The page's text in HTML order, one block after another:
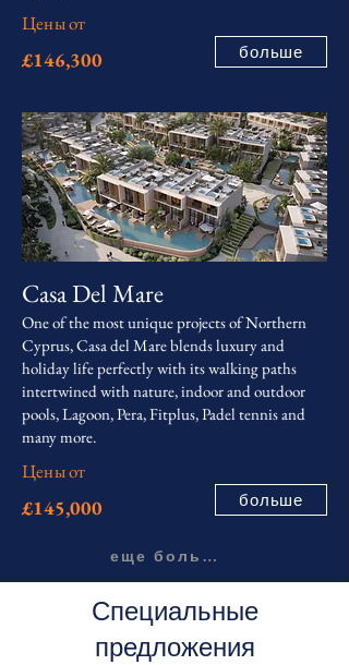
Цены от
£146,300 больше
Casa Del Mare
One of the most unique projects of Northern
Cyprus, Casa del Mare blends luxury and
holiday life perfectly with its walking paths
intertwined with nature, indoor and outdoor
pools, Lagoon, Pera, Fitplus, Padel tennis and
many more.
Цены от
£145,000 больше
еще больше
Специальные
предложения